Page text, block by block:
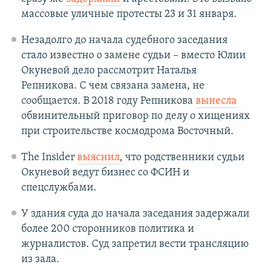
массовые уличные протесты 23 и 31 января.
Незадолго до начала судебного заседания
стало известно о замене судьи – вместо Юлии
Окуневой дело рассмотрит Наталья
Репникова. С чем связана замена, не
сообщается. В 2018 году Репникова вынесла
обвинительный приговор по делу о хищениях
при строительстве космодрома Восточный.
The Insider выяснил, что родственники судьи
Окуневой ведут бизнес со ФСИН и
спецслужбами.
У здания суда до начала заседания задержали
более 200 сторонников политика и
журналистов. Суд запретил вести трансляцию
из зала.